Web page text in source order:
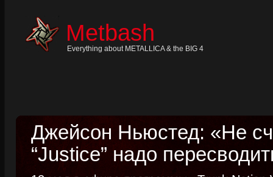
Metbash
Everything about METALLICA & the BIG 4
Джейсон Ньюстед: «Не
“Justice” надо